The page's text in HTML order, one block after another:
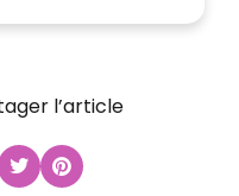
l’article